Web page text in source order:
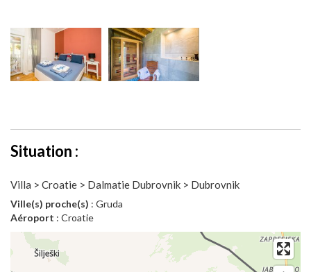
Situation :
Villa > Croatie > Dalmatie Dubrovnik > Dubrovnik
Ville(s) proche(s) : Gruda
Aéroport : Croatie